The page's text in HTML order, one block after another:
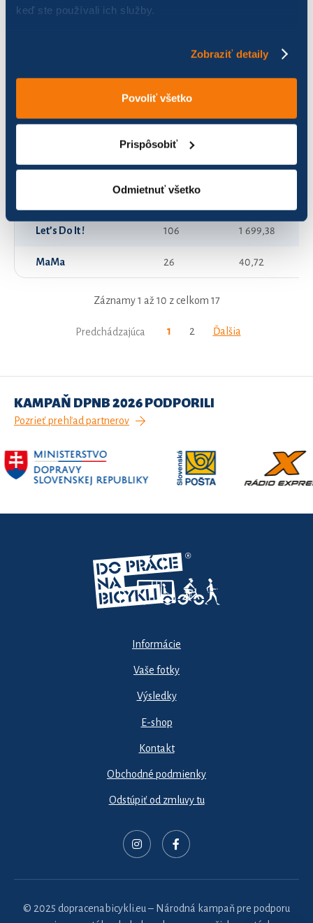
keď ste používali ich služby.
Zobraziť detaily
Povoliť všetko
Prispôsobiť
Odmietnuť všetko
DohodáriPlus1
92
Invalidi 167 276,04
Let’s Do It ! 106 1 699,38
MaMa 26 40,72
Záznamy 1 až 10 z celkom 17
Predchádzajúca 1 2 Ďalšia
KAMPAŇ DPNB 2026 PODPORILI
Pozrieť prehľad partnerov
Informácie
Vaše fotky
Výsledky
E-shop
Kontakt
Obchodné podmienky
Odstúpiť od zmluvy tu
© 2025 dopracenabicykli.eu – Národná kampaň pre podporu